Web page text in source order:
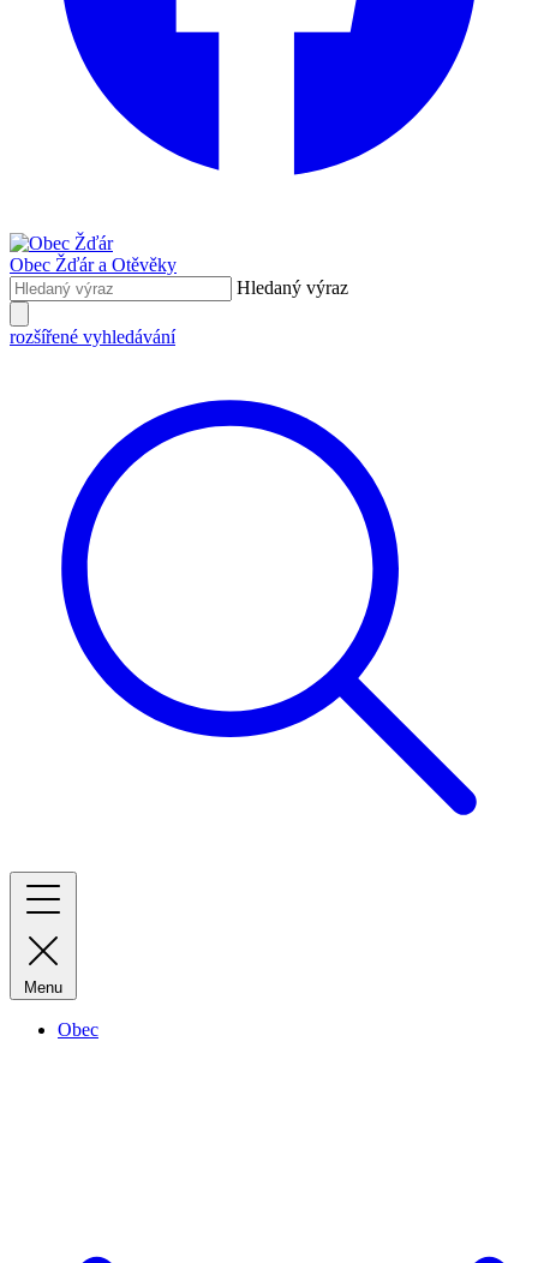
Obec Žďár a Otěvěky
Hledaný výraz
rozšířené vyhledávání
Menu
Obec